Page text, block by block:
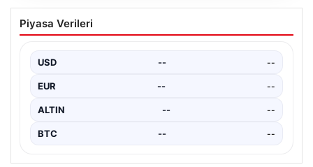
Otobüste Rahatsızlanan Yolcuyu Şoför
Hızla Hastaneye Yönlendirdi
otobüslerinde yaşanan ilginç ve dikkat çekici…
Piyasa Verileri
USD -- --
EUR -- --
ALTIN -- --
BTC -- --